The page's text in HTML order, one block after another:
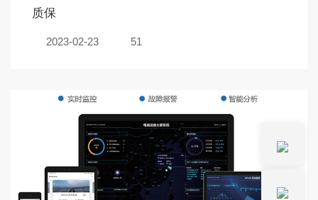
质保
2023-02-23 51